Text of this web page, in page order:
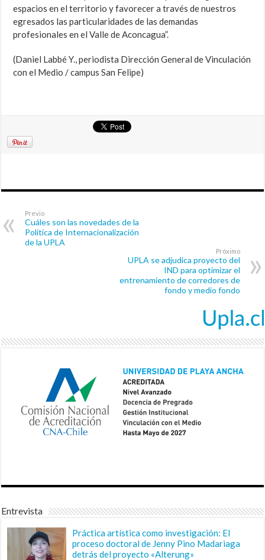
espacios en el territorio y favorecer a través de nuestros
egresados las particularidades de las demandas
profesionales en el Valle de Aconcagua”.
(Daniel Labbé Y., periodista Dirección General de Vinculación
con el Medio / campus San Felipe)
Previo
Cuáles son las novedades de la
Política de Internacionalización
de la UPLA
Próximo
UPLA se adjudica proyecto del
IND para optimizar el
entrenamiento de corredores de
fondo y medio fondo
Entrevista
Práctica artística como investigación: El
proceso doctoral de Jenny Pino Madariaga
detrás del proyecto «Alterung»